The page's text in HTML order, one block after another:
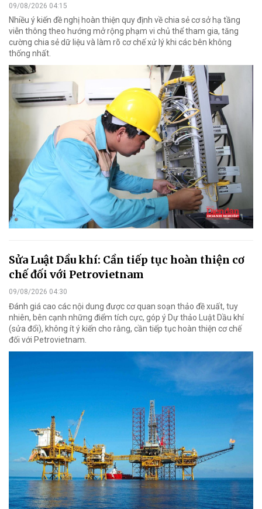
09/08/2026 04:15
Nhiều ý kiến đề nghị hoàn thiện quy định về chia sẻ cơ sở hạ tầng
viễn thông theo hướng mở rộng phạm vi chủ thể tham gia, tăng
cường chia sẻ dữ liệu và làm rõ cơ chế xử lý khi các bên không
thống nhất.
Sửa Luật Dầu khí: Cần tiếp tục hoàn thiện cơ
chế đối với Petrovietnam
09/08/2026 04:30
Đánh giá cao các nội dung được cơ quan soạn thảo đề xuất, tuy
nhiên, bên cạnh những điểm tích cực, góp ý Dự thảo Luật Dầu khí
(sửa đổi), không ít ý kiến cho rằng, cần tiếp tục hoàn thiện cơ chế
đối với Petrovietnam.